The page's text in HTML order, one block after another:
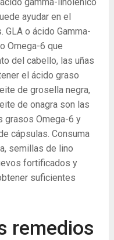
ayudar en el
o ácido Gamma-
Omega-6 que
del cabello, las uñas
el ácido graso
de grosella negra,
de onagra son las
grasos Omega-6 y
cápsulas. Consuma
semillas de lino
fortificados y
suficientes
remedios